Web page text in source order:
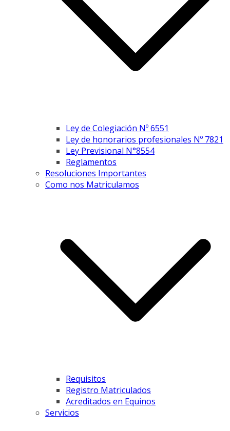
Ley de Colegiación Nº 6551
Ley de honorarios profesionales Nº 7821
Ley Previsional N°8554
Reglamentos
Resoluciones Importantes
Como nos Matriculamos
Requisitos
Registro Matriculados
Acreditados en Equinos
Servicios